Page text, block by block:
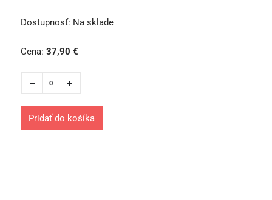
Dostupnosť: Na sklade
Cena: 37,90 €
Pridať do košíka